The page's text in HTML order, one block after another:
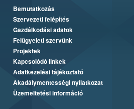
Bemutatkozás
Szervezeti felépítés
Gazdálkodási adatok
Felügyeleti szervünk
Projektek
Kapcsolódó linkek
Adatkezelési tájékoztató
Akadálymentességi nyilatkozat
Üzemeltetési információ